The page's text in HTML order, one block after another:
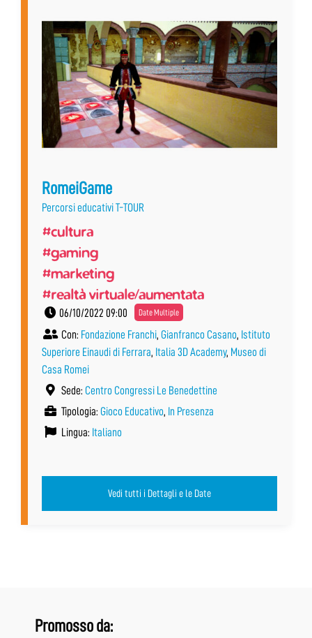
RomeiGame
Percorsi educativi T-TOUR
#cultura
#gaming
#marketing
#realtà virtuale/aumentata
06/10/2022 09:00 Date Multiple
Con: Fondazione Franchi, Gianfranco Casano, Istituto
Superiore Einaudi di Ferrara, Italia 3D Academy, Museo di
Casa Romei
Sede: Centro Congressi Le Benedettine
Tipologia: Gioco Educativo, In Presenza
Lingua: Italiano
Vedi tutti i Dettagli e le Date
Promosso da: